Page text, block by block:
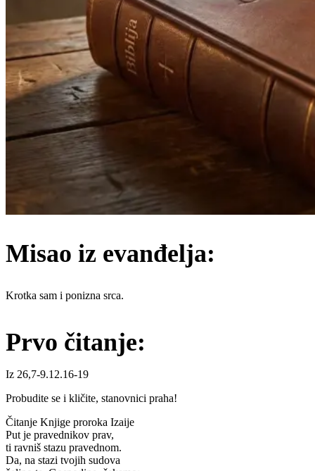
Misao iz evanđelja:
Krotka sam i ponizna srca.
Prvo čitanje:
Iz 26,7-9.12.16-19
Probudite se i kličite, stanovnici praha!
Čitanje Knjige proroka Izaije
Put je pravednikov prav,
ti ravniš stazu pravednom.
Da, na stazi tvojih sudova